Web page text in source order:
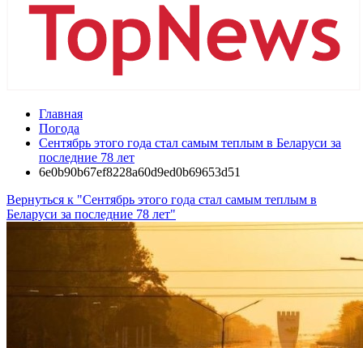
Главная
Погода
Сентябрь этого года стал самым теплым в Беларуси за
последние 78 лет
6e0b90b67ef8228a60d9ed0b69653d51
Вернуться к "Сентябрь этого года стал самым теплым в
Беларуси за последние 78 лет"